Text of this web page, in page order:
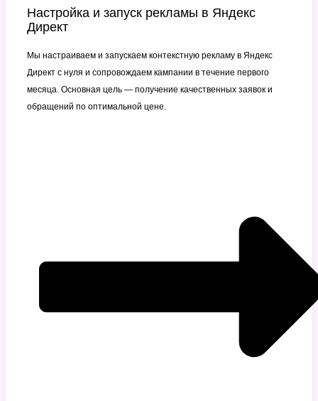
Настройка и запуск рекламы в Яндекс
Директ
Мы настраиваем и запускаем контекстную рекламу в Яндекс
Директ с нуля и сопровождаем кампании в течение первого
месяца. Основная цель — получение качественных заявок и
обращений по оптимальной цене.